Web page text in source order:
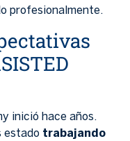
profesionalmente.
inició hace años.
estado trabajando